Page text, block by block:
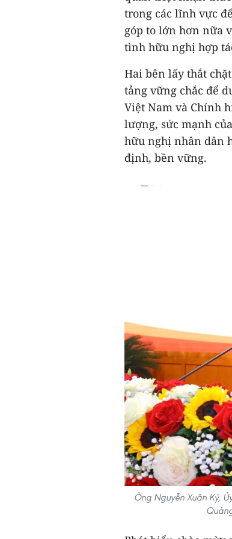
trong các lĩnh vực
góp to lớn hơn nữa
tình hữu nghị hợp
Hai bên lấy thắt
tảng vững chắc để
Việt Nam và Chính
lượng, sức mạnh
hữu nghị nhân dân
định, bền vững.
Ông Nguyễn Xuân Ký,